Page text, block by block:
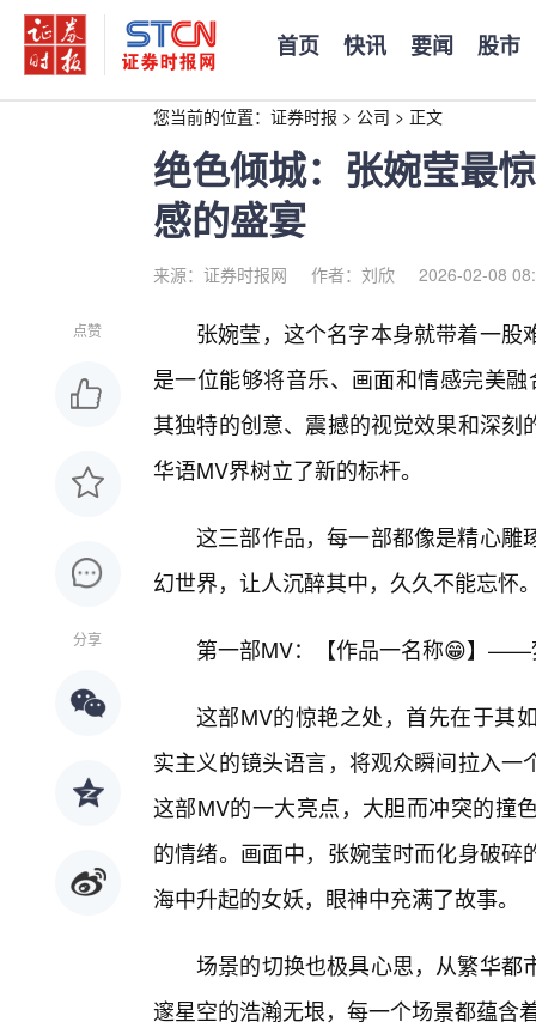
首页 快讯 要闻 股市
您当前的位置： 证券时报 > 公司 > 正文
绝色倾城：张婉莹最
感的盛宴
来源：证券时报网 作者：刘欣 2026-02-08
点赞
分享
张婉莹，这个名字本身就带着一
是一位能够将音乐、画面和情感完美
其独特的创意、震撼的视觉效果和深
华语MV界树立了新的标杆。
这三部作品，每一部都像是精心雕
幻世界，让人沉醉其中，久久不能忘怀
第一部MV：【作品一名称😁】——
这部MV的惊艳之处，首先在于其
实主义的镜头语言，将观众瞬间拉入
这部MV的一大亮点，大胆而冲突的撞
的情绪。画面中，张婉莹时而化身破
海中升起的女妖，眼神中充满了故事。
场景的切换也极具心思，从繁华都
邃星空的浩瀚无垠，每一个场景都蕴含